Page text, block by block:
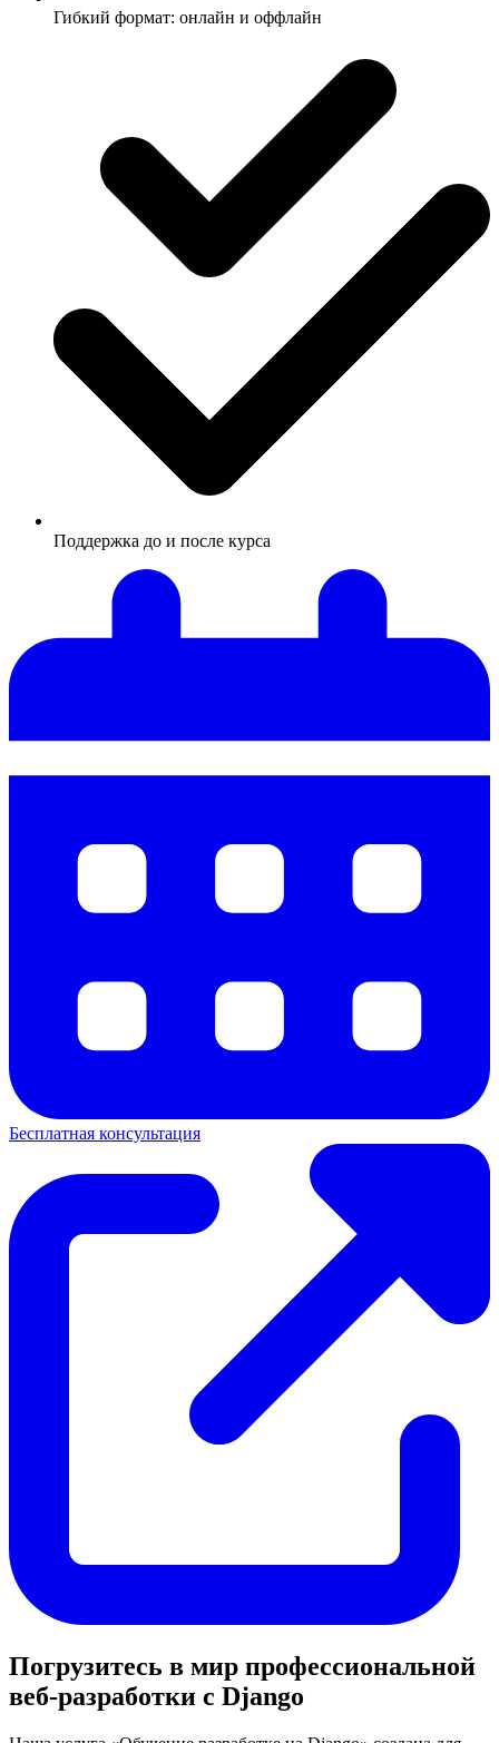
Гибкий формат: онлайн и оффлайн
Поддержка до и после курса
Бесплатная консультация
Погрузитесь в мир профессиональной
веб-разработки с Django